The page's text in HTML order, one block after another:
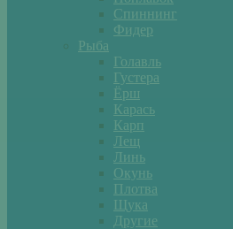
Спиннинг
Фидер
Рыба
Голавль
Густера
Ёрш
Карась
Карп
Лещ
Линь
Окунь
Плотва
Щука
Другие